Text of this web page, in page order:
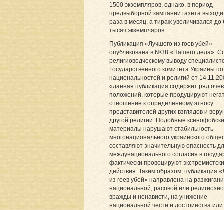
1500 экземпляров, однако, в период
предвыборной кампании газета
раза в месяц, а тираж увеличивался до
тысяч экземпляров.
Публикация «Лучшего из гоев убей»
опубликована в №38 «Нашего дела».
религиоведческому выводу
Государственного комитета Украины
национальностей и религий от
«данная публикация содержит ряд
положений, которые продуцируют
отношение к определенному этносу
представителей других взглядов и
другой религии. Подобные
материалы нарушают стабильность
многонационального украинского
составляют значительную опасность
междунационального согласия в
фактически провоцируют
действия. Таким образом, публикация
из гоев убей» направлена на
национальной, расовой или
вражды и ненависти, на унижение
национальной чести и достоинства